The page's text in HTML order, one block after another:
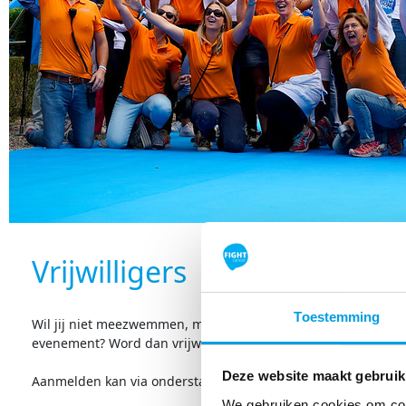
Toestemming
Deze website maakt
Vrijwilligers
Wil jij niet meezwemmen, maar wel betrokken zijn bij een
evenement? Word dan vrijwilliger bij de Swim.
Aanmelden kan via onderstaand formulier, alvast bedankt